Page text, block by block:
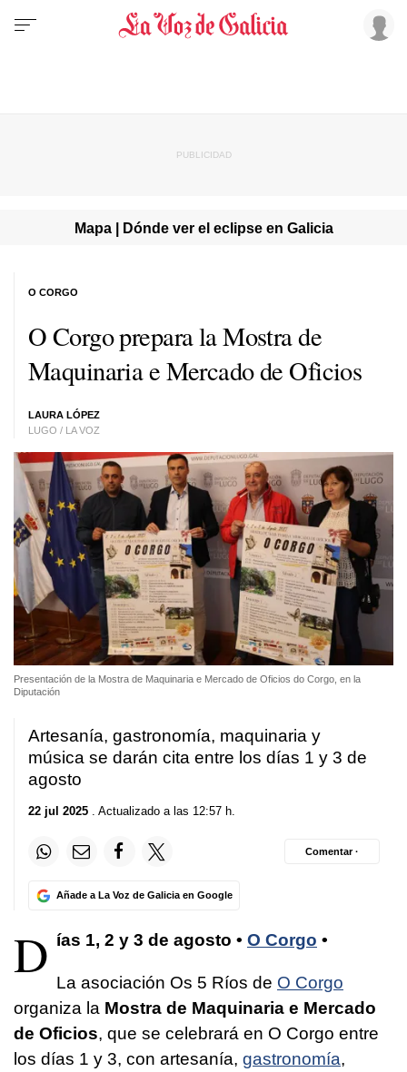
Mapa | Dónde ver el eclipse en Galicia
O Corgo prepara la Mostra de
Maquinaria e Mercado de Oficios
LAURA LÓPEZ
LUGO / LA VOZ
O CORGO
Presentación de la Mostra de Maquinaria e Mercado de Oficios do Corgo, en la
Diputación
Artesanía, gastronomía, maquinaria y
música se darán cita entre los días 1 y 3 de
agosto
22 jul 2025 . Actualizado a las 12:57 h.
Añade a La Voz de Galicia en Google
Comentar ·
D ías 1, 2 y 3 de agosto • O Corgo •
La asociación Os 5 Ríos de O Corgo
organiza la Mostra de Maquinaria e Mercado
de Oficios, que se celebrará en O Corgo entre
los días 1 y 3, con artesanía, gastronomía,